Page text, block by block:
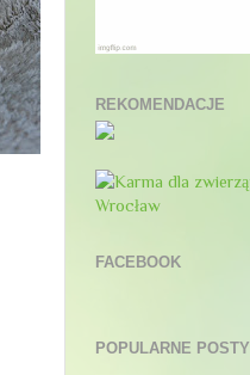
REKOMENDACJE
FACEBOOK
POPULARNE POSTY